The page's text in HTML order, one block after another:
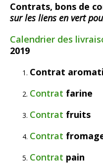
Contrats, bons de
sur les liens en vert
Calendrier des
2019
Contrat
Contrat farine
Contrat fruits
Contrat
Contrat pain